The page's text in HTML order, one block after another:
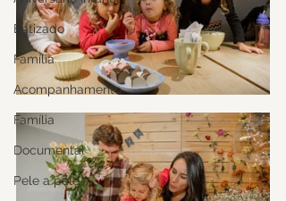
Batizado
Família
Acompanhamento
Família
Documental
Pele a pele